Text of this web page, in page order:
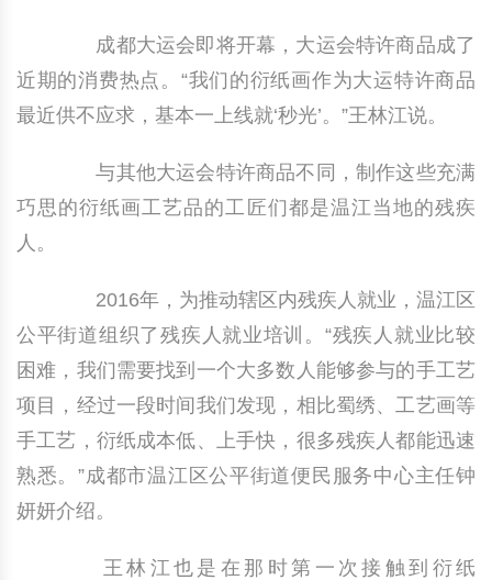
成都大运会即将开幕，大运会特许商品成了
近期的消费热点。“我们的衍纸画作为大运特许商品
最近供不应求，基本一上线就‘秒光’。”王林江说。
与其他大运会特许商品不同，制作这些充满
巧思的衍纸画工艺品的工匠们都是温江当地的残疾
人。
2016年，为推动辖区内残疾人就业，温江区
公平街道组织了残疾人就业培训。“残疾人就业比较
困难，我们需要找到一个大多数人能够参与的手工艺
项目，经过一段时间我们发现，相比蜀绣、工艺画等
手工艺，衍纸成本低、上手快，很多残疾人都能迅速
熟悉。”成都市温江区公平街道便民服务中心主任钟
妍妍介绍。
王林江也是在那时第一次接触到衍纸